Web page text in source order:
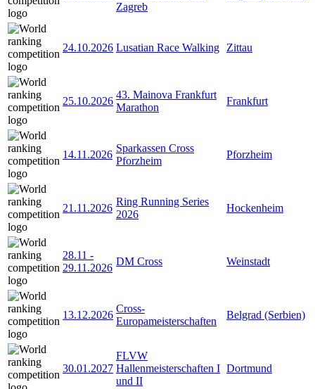
Zagreb
24.10.2026 Lusatian Race Walking Zittau
25.10.2026
43. Mainova Frankfurt
Marathon
Frankfurt
14.11.2026
Sparkassen Cross
Pforzheim
Pforzheim
21.11.2026
Ring Running Series
2026
Hockenheim
28.11 -
29.11.2026
DM Cross Weinstadt
13.12.2026
Cross-
Europameisterschaften
Belgrad (Serbien)
30.01.2027
FLVW
Hallenmeisterschaften I
und II
Dortmund